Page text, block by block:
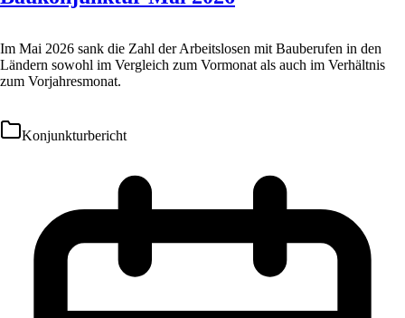
Im Mai 2026 sank die Zahl der Arbeitslosen mit Bauberufen in den
Ländern sowohl im Vergleich zum Vormonat als auch im Verhältnis
zum Vorjahresmonat.
Konjunkturbericht